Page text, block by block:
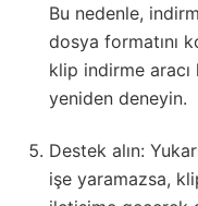
Bu nedenle,
dosya formatını
klip indirme
yeniden deneyin.
Destek alın:
işe yaramazsa,